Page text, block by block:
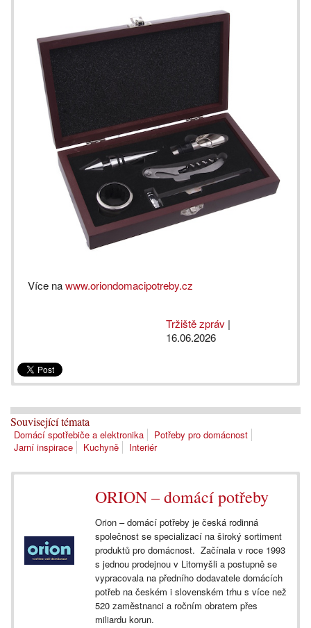
Více nawww.oriondomacipotreby.cz
Tržiště zpráv |
16.06.2026
Související témata
Domácí spotřebiče a elektronika
Potřeby pro domácnost
Jarní inspirace
Kuchyně Interiér
ORION – domácí potřeby
Orion – domácí potřeby je česká rodinná
společnost se specializací na široký sortiment
produktů pro domácnost. Začínala v roce 1993
s jednou prodejnou v Litomyšli a postupně se
vypracovala na předního dodavatele domácích
potřeb na českém i slovenském trhu s více než
520 zaměstnanci a ročním obratem přes
miliardu korun.